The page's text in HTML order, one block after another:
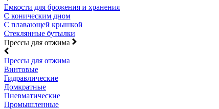
Емкости для брожения и хранения
С коническим дном
С плавающей крышкой
Стеклянные бутылки
Прессы для отжима
Прессы для отжима
Винтовые
Гидравлические
Домкратные
Пневматические
Промышленные